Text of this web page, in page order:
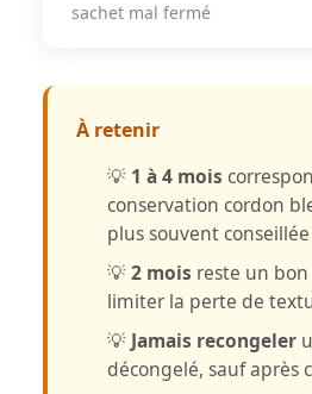
sachet mal fermé
À retenir
💡 1 à 4 mois
conservation cordon
plus souvent conseillée
💡2 mois reste un
limiter la perte de
💡 Jamais recongeler
décongelé, sauf après